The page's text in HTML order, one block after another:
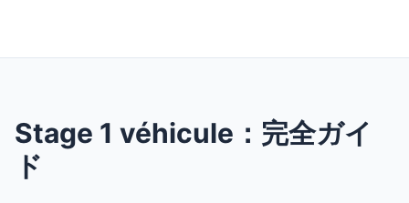
Stage 1 véhicule：完全ガイ
ド